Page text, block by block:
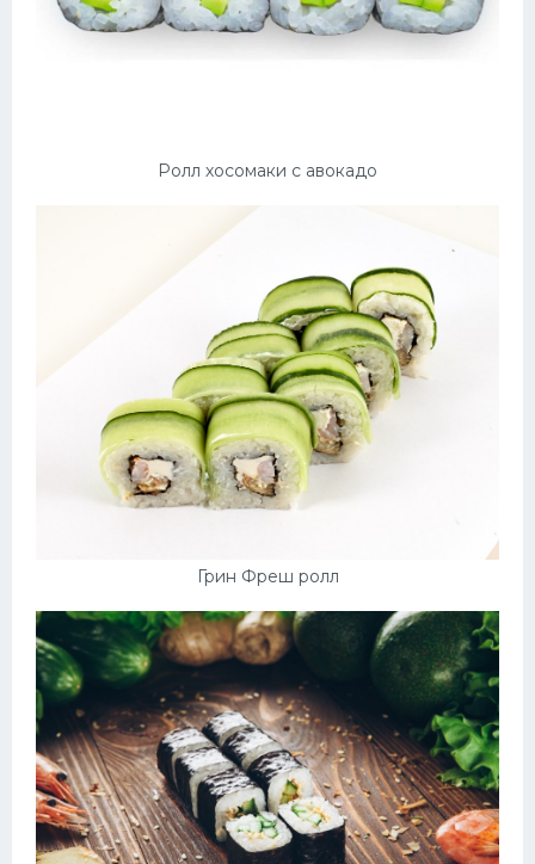
Ролл хосомаки с авокадо
Грин Фреш ролл